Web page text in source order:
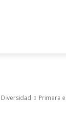
Diversidad Primera